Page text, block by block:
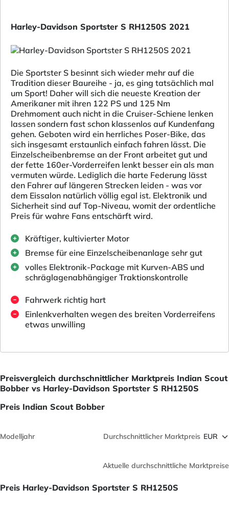
Harley-Davidson Sportster S RH1250S 2021
Die Sportster S besinnt sich wieder mehr auf die
Tradition dieser Baureihe - ja, es ging tatsächlich mal
um Sport! Daher will sich die neueste Kreation der
Amerikaner mit ihren 122 PS und 125 Nm
Drehmoment auch nicht in die Cruiser-Schiene lenken
lassen sondern fast schon klassenlos auf Kundenfang
gehen. Geboten wird ein herrliches Poser-Bike, das
sich insgesamt erstaunlich einfach fahren lässt. Die
Einzelscheibenbremse an der Front arbeitet gut und
der fette 160er-Vorderreifen lenkt besser ein als man
vermuten würde. Lediglich die harte Federung lässt
den Fahrer auf längeren Strecken leiden - was vor
dem Eissalon natürlich völlig egal ist. Elektronik und
Sicherheit sind auf Top-Niveau, womit der ordentliche
Preis für wahre Fans entschärft wird.
Kräftiger, kultivierter Motor
Bremse für eine Einzelscheibenanlage sehr gut
volles Elektronik-Package mit Kurven-ABS und
schräglagenabhängiger Traktionskontrolle
Fahrwerk richtig hart
Einlenkverhalten wegen des breiten Vorderreifens
etwas unwilling
Preisvergleich durchschnittlicher Marktpreis Indian Scout
Bobber vs Harley-Davidson Sportster S RH1250S
Preis Indian Scout Bobber
Modelljahr Durchschnittlicher Marktpreis
Aktuelle durchschnittliche Marktpreise
Preis Harley-Davidson Sportster S RH1250S